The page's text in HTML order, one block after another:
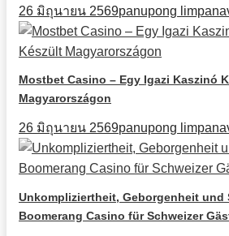
26 มิถุนายน 2569panupong
Mostbet Casino – Egy Igazi Kaszinó
Magyarországon
26 มิถุนายน 2569panupong
Unkompliziertheit, Geborgenheit und
Boomerang Casino für Schweizer